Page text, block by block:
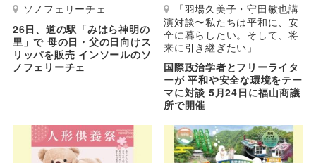
ソノフェリーチェ
26日、道の駅「みはら神明の
里」で 母の日・父の日向けス
リッパを販売 インソールのソ
ノフェリーチェ
「羽場久美子・守田敏也講
演対談〜私たちは平和に、安
全に暮らしたい。そして、将
来に引き継ぎたい」
国際政治学者とフリーライタ
ーが 平和や安全な環境をテー
マに対談 5月24日に福山商議
所で開催